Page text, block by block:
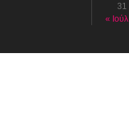
31
« Ιούλ